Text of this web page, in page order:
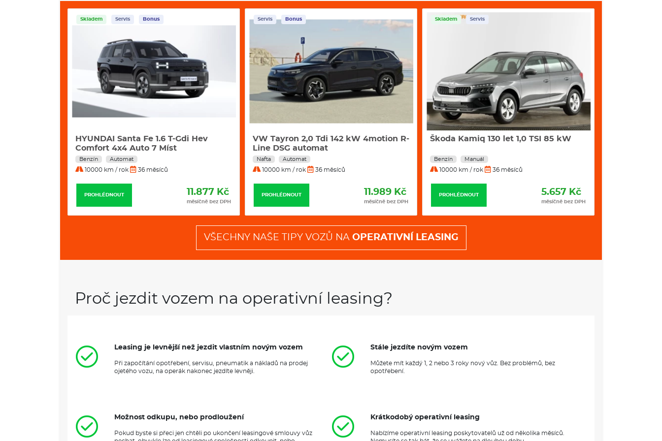
Výška 1531mm
Délka
Rozvor 2651 mm
Objem kufru 400 / 1506 l
1214- 1825 Kg
VÝBAVA:
Skladem Servis Bonus
HYUNDAI Santa Fe 1.6 T-Gdi Hev
Comfort 4x4 Auto 7 Míst
Benzín Automat
10000 km / rok 36 měsíců
PROHLÉDNOUT 11.877 Kč
měsíčně bez DPH
Servis Bonus
VW Tayron 2,0 Tdi 142 kW 4motion R-
Line DSG automat
Nafta Automat
10000 km / rok 36 měsíců
PROHLÉDNOUT 11.989 Kč
měsíčně bez DPH
Skladem Servis
Škoda Kamiq 130 let 1,0 TSI 85 kW
Benzín Manuál
10000 km / rok 36 měsíců
PROHLÉDNOUT 5.657 Kč
měsíčně bez DPH
VŠECHNY NAŠE TIPY VOZŮ NA OPERATIVNÍ LEASING
Proč jezdit vozem na operativní leasing?
Leasing je levnější než jezdit vlastním novým vozem
Při započítání opotřebení, servisu, pneumatik a nákladů na prodej
ojetého vozu, na operák nakonec jezdíte levněji.
Stále jezdíte novým vozem
Můžete mít každý 1, 2 nebo 3 roky nový vůz. Bez problémů, bez
opotřebení.
Možnost odkupu, nebo prodloužení
Pokud byste si přeci jen chtěli po ukončení leasingové smlouvy vůz
Krátkodobý operativní leasing
Nabízíme operativní leasing poskytovatelů už od několika měsíců.